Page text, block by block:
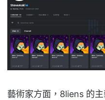
藝術家方面，8liens 的